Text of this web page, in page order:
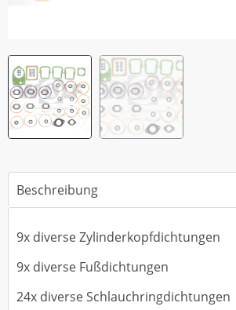
Beschreibung
9x diverse Zylinderkopfdichtungen
9x diverse Fußdichtungen
24x diverse Schlauchringdichtungen